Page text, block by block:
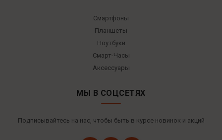
Смартфоны
Планшеты
Ноутбуки
Смарт-Часы
Аксессуары
МЫ В СОЦСЕТЯХ
Подписывайтесь на нас, чтобы быть в курсе новинок и акций